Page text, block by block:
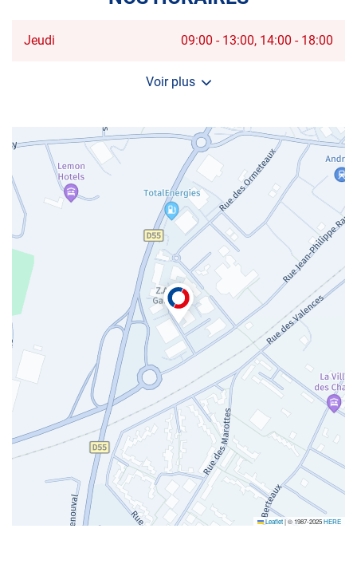
Horaires
Jeudi 09:00 - 13:00 14:00 - 18:00
Voir plus
et
d'ouverture
AUTOSUR
ANDRÉSY
Leaflet|© 1987-2025HERE